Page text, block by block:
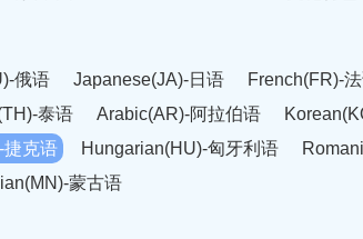
俄语 Japanese(JA)-日语
French(FR)-
泰语 Arabic(AR)-阿拉伯语
捷克语 Hungarian(HU)-匈牙利语
蒙古语